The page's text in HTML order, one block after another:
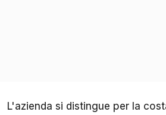
L'azienda si distingue per la